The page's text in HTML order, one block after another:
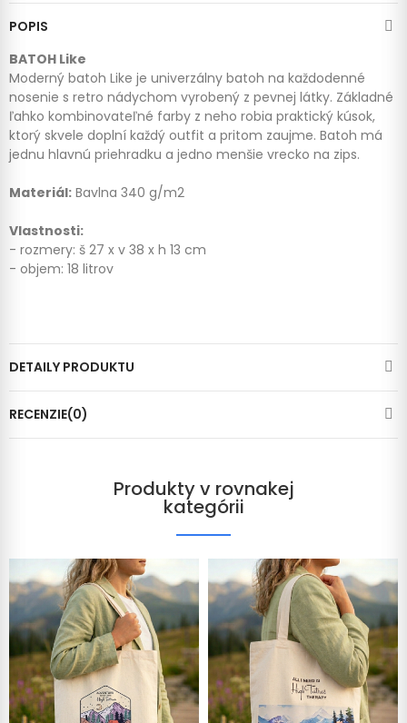
POPIS
BATOH Like
Moderný batoh Like je univerzálny batoh na každodenné
nosenie s retro nádychom vyrobený z pevnej látky. Základné
ľahko kombinovateľné farby z neho robia praktický kúsok,
ktorý skvele doplní každý outfit a pritom zaujme. Batoh má
jednu hlavnú priehradku a jedno menšie vrecko na zips.
Materiál: Bavlna 340 g/m2
Vlastnosti:
- rozmery: š 27 x v 38 x h 13 cm
- objem: 18 litrov
DETAILY PRODUKTU
RECENZIE(0)
Produkty v rovnakej
kategórii